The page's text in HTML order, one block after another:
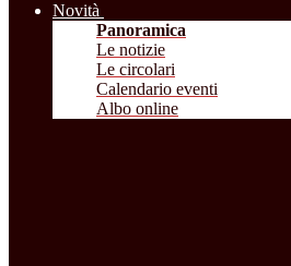
Novità
Panoramica
Le notizie
Le circolari
Calendario eventi
Albo online